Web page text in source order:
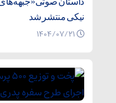
نیکی منتشر شد